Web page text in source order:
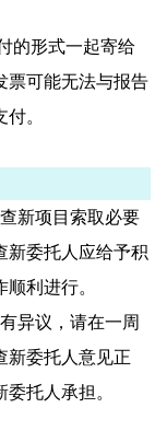
的形式一起寄给
票可能无法与报告
。
新项目索取必要
新委托人应给予积
利进行。
异议，请在一周
新委托人意见正
委托人承担 。